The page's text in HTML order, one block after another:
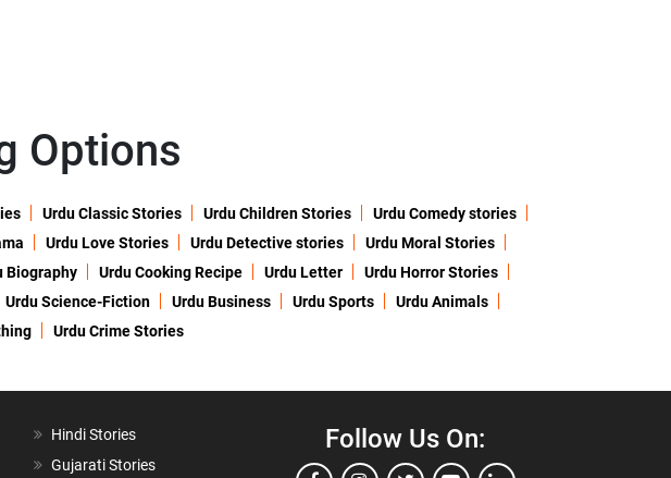
Options
Urdu Classic Stories Urdu Children Stories
Urdu Comedy stories
Urdu Love Stories Urdu Detective stories
Urdu Moral Stories
Biography Urdu Cooking Recipe Urdu Letter
Urdu Horror Stories
Urdu Science-Fiction Urdu Business Urdu Sports
Urdu Animals
Urdu Crime Stories
Hindi Stories
Gujarati Stories
Follow Us On: